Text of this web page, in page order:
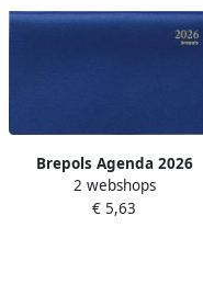
Brepols Agenda 2026
Omniplan Genova 7dagen
2pagina's spiraal zwart
2 webshops
€ 5,63